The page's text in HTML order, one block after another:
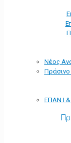
Νέος
Πράσινο
ΕΠΑΝ Ι &